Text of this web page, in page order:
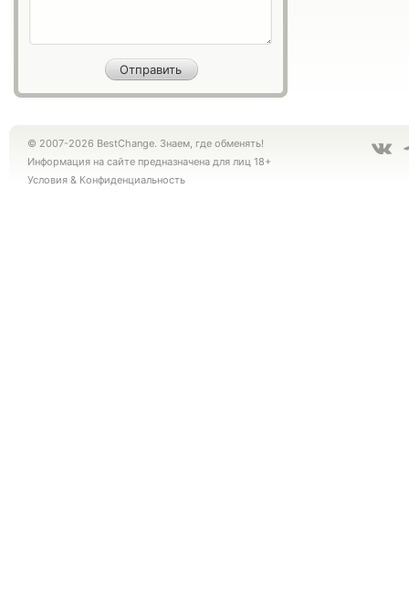
© 2007-2026 BestChange. Знаем, где обменять!
Информация на сайте предназначена для лиц 18+
Условия & Конфиденциальность